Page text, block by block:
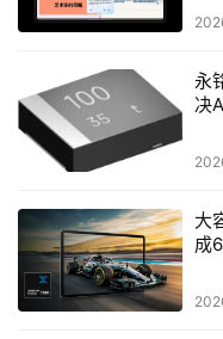
永
决
大
成